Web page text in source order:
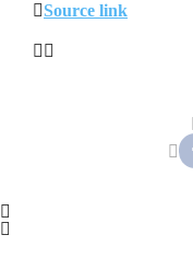
Source link